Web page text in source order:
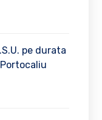
pe durata